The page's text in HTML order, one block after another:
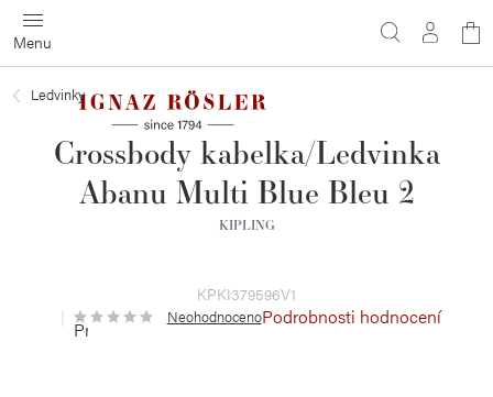
Přejít
na
obsah
Ledvinky
Crossbody kabelka/Ledvinka
Abanu Multi Blue Bleu 2
KIPLING
KPKI379596V1
Průměrné
hodnocení
NeohodnocenoPodrobnosti hodnocení